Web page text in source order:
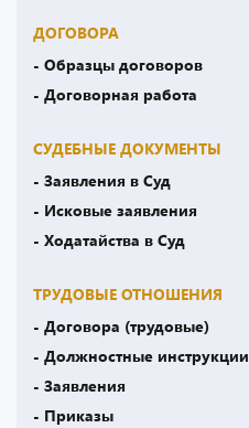
ДОГОВОРА
- Образцы договоров
- Договорная работа
СУДЕБНЫЕ ДОКУМЕНТЫ
- Заявления в Суд
- Исковые заявления
- Ходатайства в Суд
ТРУДОВЫЕ ОТНОШЕНИЯ
- Договора (трудовые)
- Должностные инструкции
- Заявления
- Приказы